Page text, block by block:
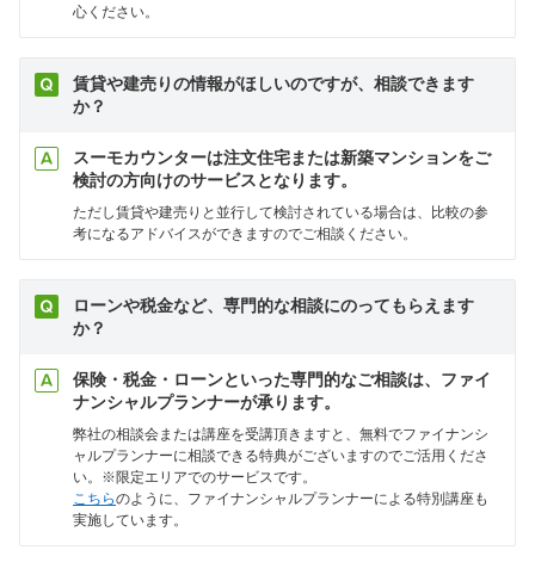
心ください。
賃貸や建売りの情報がほしいのですが、相談できます
か？
スーモカウンターは注文住宅または新築マンションをご
検討の方向けのサービスとなります。
ただし賃貸や建売りと並行して検討されている場合は、比較の参
考になるアドバイスができますのでご相談ください。
ローンや税金など、専門的な相談にのってもらえます
か？
保険・税金・ローンといった専門的なご相談は、ファイ
ナンシャルプランナーが承ります。
弊社の相談会または講座を受講頂きますと、無料でファイナンシ
ャルプランナーに相談できる特典がございますのでご活用くださ
い。※限定エリアでのサービスです。
こちらのように、ファイナンシャルプランナーによる特別講座も
実施しています。